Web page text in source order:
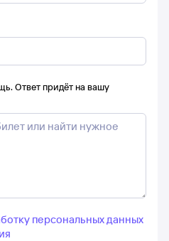
Ответ придёт на вашу
персональных данных